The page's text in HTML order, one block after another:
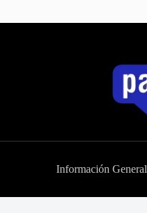
Información General